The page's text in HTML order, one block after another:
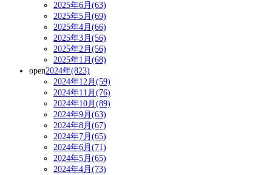
2025年6月(63)
2025年5月(69)
2025年4月(66)
2025年3月(56)
2025年2月(56)
2025年1月(68)
open2024年(823)
2024年12月(59)
2024年11月(76)
2024年10月(89)
2024年9月(63)
2024年8月(67)
2024年7月(65)
2024年6月(71)
2024年5月(65)
2024年4月(73)